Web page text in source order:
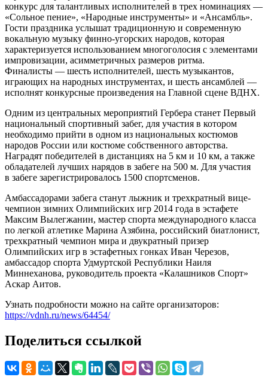
конкурс для талантливых исполнителей в трех номинациях —
«Сольное пение», «Народные инструменты» и «Ансамбль».
Гости праздника услышат традиционную и современную
вокальную музыку финно-угорских народов, которая
характеризуется использованием многоголосия с элементами
импровизации, асимметричных размеров ритма.
Финалисты — шесть исполнителей, шесть музыкантов,
играющих на народных инструментах, и шесть ансамблей —
исполнят конкурсные произведения на Главной сцене ВДНХ.
Одним из центральных мероприятий Гербера станет Первый
национальный спортивный забег, для участия в котором
необходимо прийти в одном из национальных костюмов
народов России или костюме собственного авторства.
Наградят победителей в дистанциях на 5 км и 10 км, а также
обладателей лучших нарядов в забеге на 500 м. Для участия
в забеге зарегистрировалось 1500 спортсменов.
Амбассадорами забега станут лыжник и трехкратный вице-
чемпион зимних Олимпийских игр 2014 года в эстафете
Максим Вылегжанин, мастер спорта международного класса
по легкой атлетике Марина Азябина, российский биатлонист,
трехкратный чемпион мира и двукратный призер
Олимпийских игр в эстафетных гонках Иван Черезов,
амбассадор спорта Удмуртской Республики Наиля
Миннеханова, руководитель проекта «Калашников Спорт»
Аскар Аитов.
Узнать подробности можно на сайте организаторов:
https://vdnh.ru/news/64454/
Поделиться ссылкой